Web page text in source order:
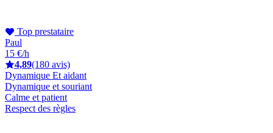
Top prestataire
Paul
15 €/h
4,89(180 avis)
Dynamique Et aidant
Dynamique et souriant
Calme et patient
Respect des règles